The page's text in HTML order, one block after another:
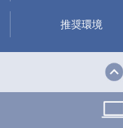
推奨環境